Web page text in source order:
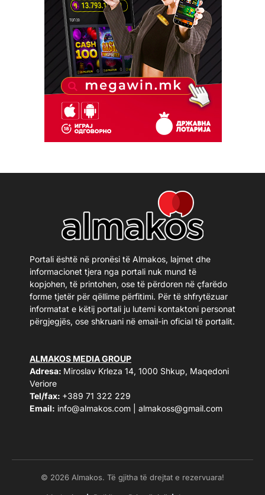
Portali është në pronësi të Almakos, lajmet dhe
informacionet tjera nga portali nuk mund të
kopjohen, të printohen, ose të përdoren në çfarëdo
forme tjetër për qëllime përfitimi. Për të shfrytëzuar
informatat e këtij portali ju lutemi kontaktoni personat
përgjegjës, ose shkruani në email-in oficial të portalit.
ALMAKOS MEDIA GROUP
Adresa: Miroslav Krleza 14, 1000 Shkup, Maqedoni
Veriore
Tel/fax: +389 71 322 229
Email: info@almakos.com almakoss@gmail.com
© 2026 Almakos. Të gjitha të drejtat e rezervuara!